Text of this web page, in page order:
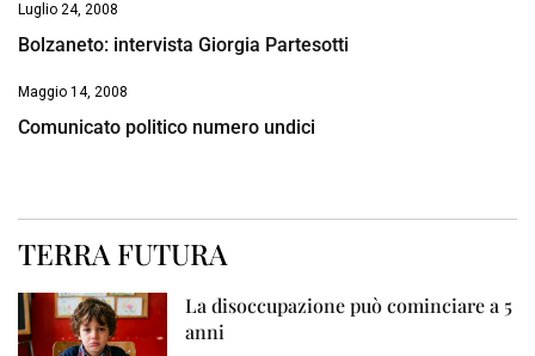
Luglio 24, 2008
Bolzaneto: intervista Giorgia Partesotti
Maggio 14, 2008
Comunicato politico numero undici
TERRA FUTURA
La disoccupazione può cominciare a 5
anni